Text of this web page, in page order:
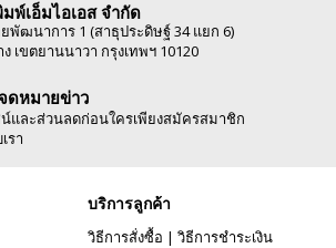
พ์เอ็มไอเอส จำกัด
พัฒนาการ 1 (สาธุประดิษฐ์ 34 แยก 6)
เขตยานนาวา กรุงเทพฯ 10120
ดหมายข่าว
และส่วนลดก่อนใครเพียงสมัครสมาชิก
รา
บริการลูกค้า
วิธีการสั่งซื้อ | วิธีการชำระเงิน